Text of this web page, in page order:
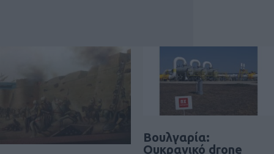
Βουλγαρία:
Ουκρανικό drone